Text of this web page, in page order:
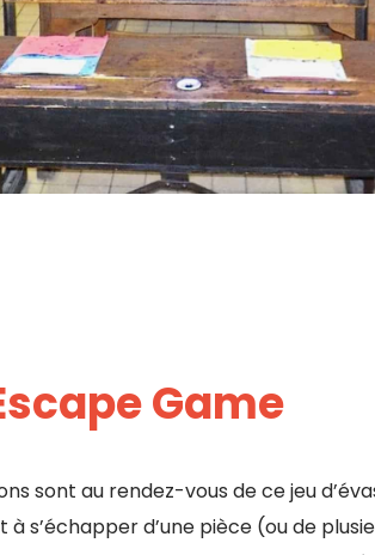
Game
sont au rendez-vous de ce jeu
s’échapper d’une pièce (ou de